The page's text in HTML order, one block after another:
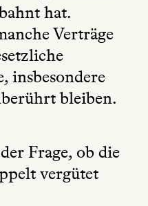
hat.
Verträge
insbesondere
bleiben.
Frage, ob die
vergütet